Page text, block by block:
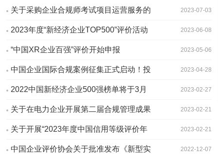
关于采购企业合规师考试项目运营服务的
邀标函
2023-07-03
2023年度“新经济企业TOP500”评价活动
正式开始申报
2023-06-08
“中国XR企业百强”评价开始申报 2023-05-06
中国企业国际合规案例征集正式启动！投
稿从速！
2023-04-28
2022中国新经济企业500强榜单将于3月
30日发布
2023-02-27
关于在电力企业开展第二届合规管理成果
推荐活动的通知
2023-02-21
关于开展“2023年度中国信用等级评价年
审” 的通知
2023-02-21
中国企业评价协会关于批准发布《新型实 2022-12-07